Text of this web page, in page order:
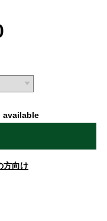
方向け